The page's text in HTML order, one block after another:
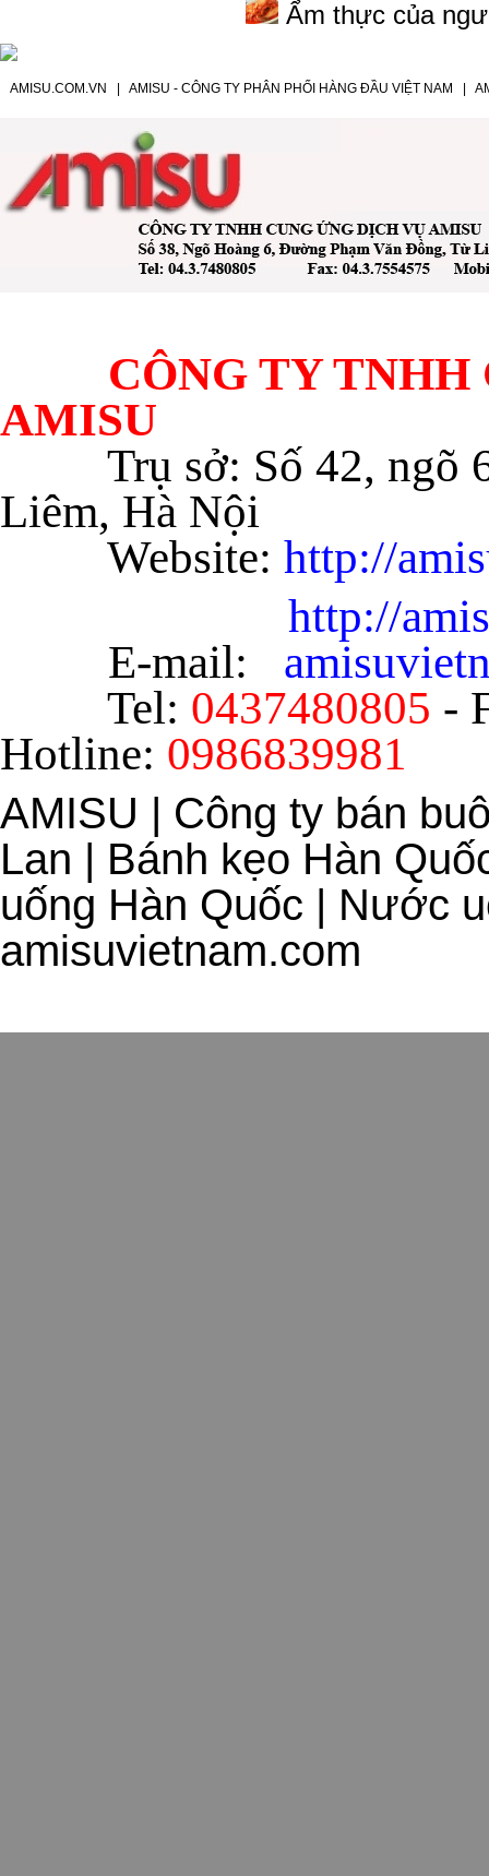
Ẩm thực của
AMISU.COM.VN AMISU - CÔNG TY PHÂN PHỐI HÀNG ĐẦU VIỆT NAM
CÔNG TY TNHH
AMISU
Trụ sở: Số 42, ngõ
Liêm, Hà Nội
Website: http://
http://
E-mail:
Tel: 0437480805 -
Hotline: 0986839981
AMISU | Công ty bán
Lan | Bánh kẹo Hàn
uống Hàn Quốc | Nước
amisuvietnam.com